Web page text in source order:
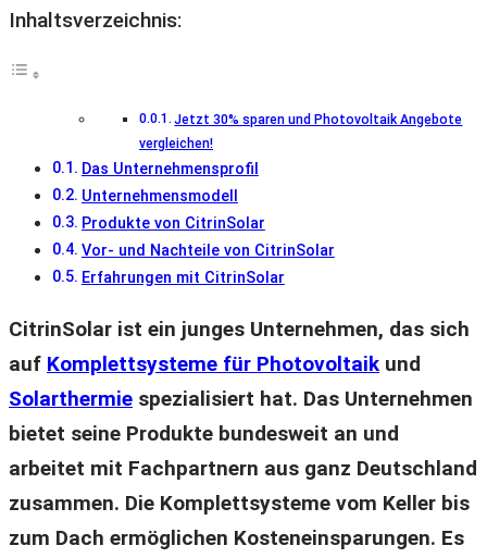
Inhaltsverzeichnis:
Jetzt 30% sparen und Photovoltaik Angebote
vergleichen!
Das Unternehmensprofil
Unternehmensmodell
Produkte von CitrinSolar
Vor- und Nachteile von CitrinSolar
Erfahrungen mit CitrinSolar
CitrinSolar ist ein junges Unternehmen, das sich
auf Komplettsysteme für Photovoltaik und
Solarthermie spezialisiert hat. Das Unternehmen
bietet seine Produkte bundesweit an und
arbeitet mit Fachpartnern aus ganz Deutschland
zusammen. Die Komplettsysteme vom Keller bis
zum Dach ermöglichen Kosteneinsparungen. Es